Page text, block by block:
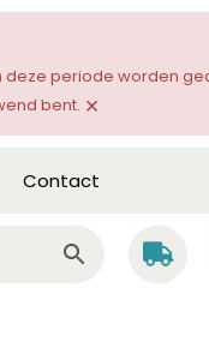
deze periode worden
bent. ×
Contact